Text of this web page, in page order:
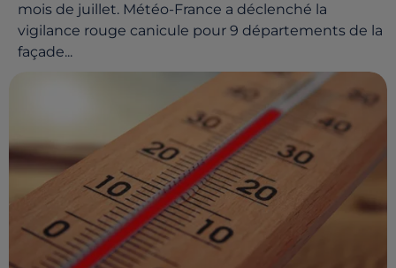
mois de juillet. Météo-France a déclenché la
vigilance rouge canicule pour 9 départements de la
façade...